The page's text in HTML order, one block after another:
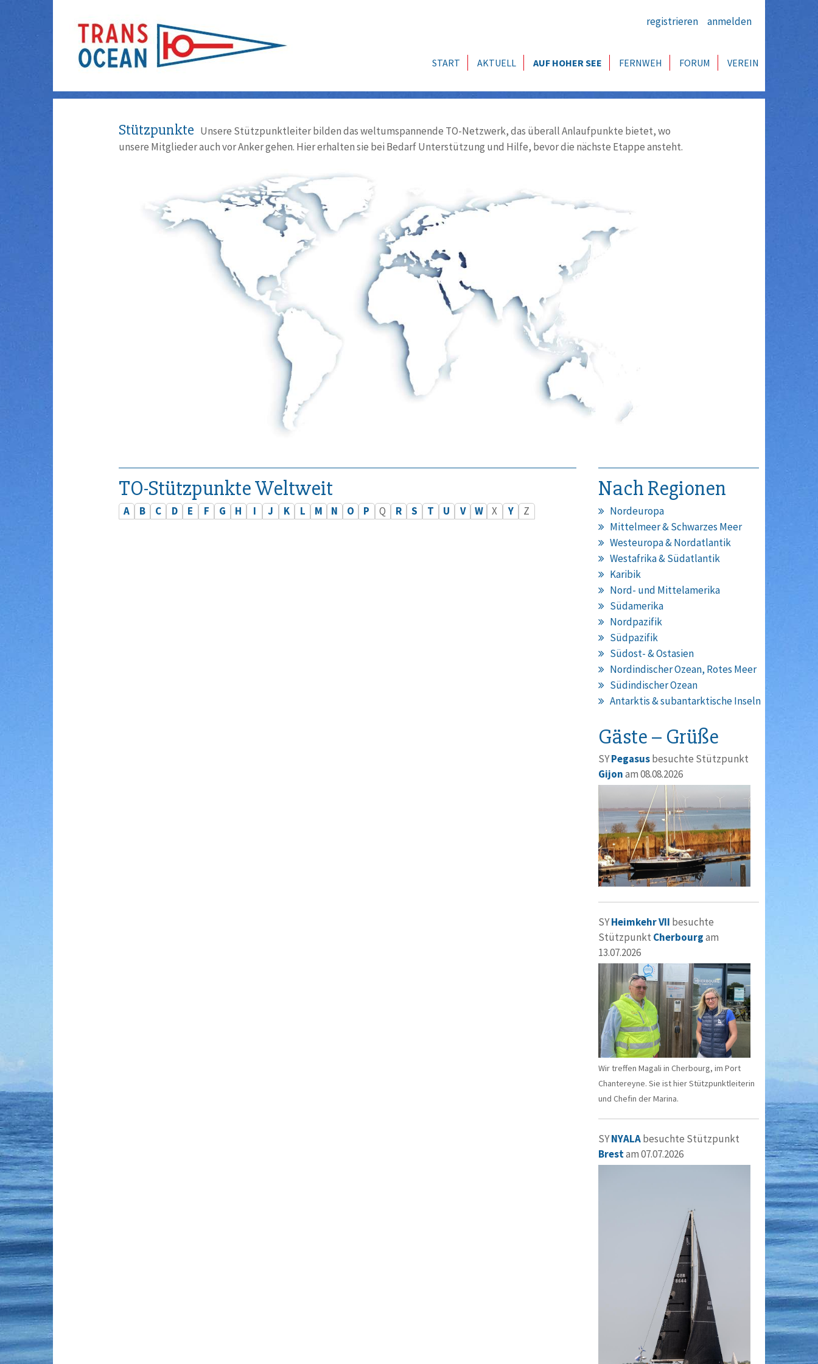
registrieren anmelden
START AKTUELL AUF HOHER SEE FERNWEH FORUM VEREIN
Stützpunkte Unsere Stützpunktleiter bilden das weltumspannende TO-Netzwerk, das überall Anlaufpunkte bietet, wo
unsere Mitglieder auch vor Anker gehen. Hier erhalten sie bei Bedarf Unterstützung und Hilfe, bevor die nächste Etappe ansteht.
TO-Stützpunkte Weltweit
A B C D E F G H I J K L M N O P Q R S T U V W X Y Z
Nach Regionen
Nordeuropa
Mittelmeer & Schwarzes Meer
Westeuropa & Nordatlantik
Westafrika & Südatlantik
Karibik
Nord- und Mittelamerika
Südamerika
Nordpazifik
Südpazifik
Südost- & Ostasien
Nordindischer Ozean, Rotes Meer
Südindischer Ozean
Antarktis & subantarktische Inseln
Gäste – Grüße
SYPegasusbesuchte Stützpunkt
Gijonam 08.08.2026
SYHeimkehr VII besuchte
Stützpunkt Cherbourgam
13.07.2026
Wir treffen Magali in Cherbourg, im Port
Chantereyne. Sie ist hier Stützpunktleiterin
und Chefin der Marina.
SYNYALAbesuchte Stützpunkt
Brestam 07.07.2026